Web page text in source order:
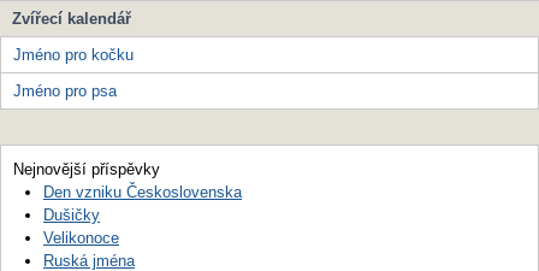
Zvířecí kalendář
Jméno pro kočku
Jméno pro psa
Nejnovější příspěvky
Den vzniku Československa
Dušičky
Velikonoce
Ruská jména